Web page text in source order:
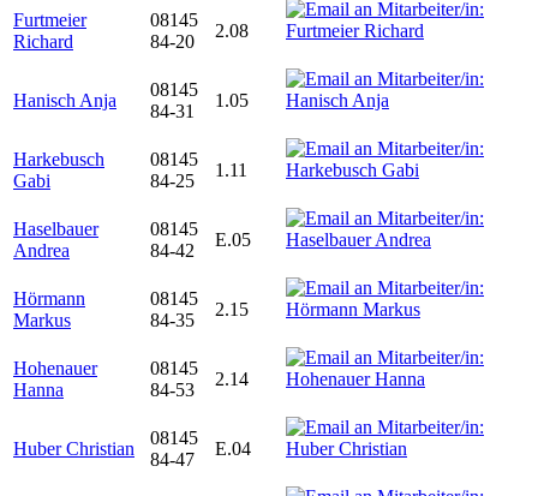
Furtmeier
Richard
08145
84-20
2.08
Hanisch Anja
08145
84-31
1.05
Harkebusch
Gabi
08145
84-25
1.11
Haselbauer
Andrea
08145
84-42
E.05
Hörmann
Markus
08145
84-35
2.15
Hohenauer
Hanna
08145
84-53
2.14
Huber Christian
08145
84-47
E.04